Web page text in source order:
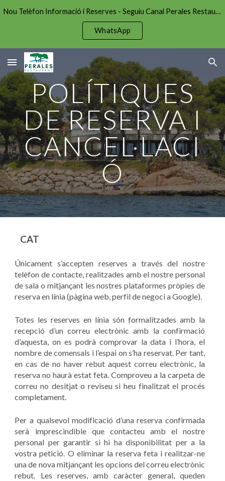
Nou Telèfon Informació i Reserves - Seguiu Canal Perales Restaurant per estar al dia!
WhatsApp
POLÍTIQUES
DE RESERVA I
CANCEL·LACI
Ó
CAT
Únicament s’accepten reserves a través del nostre
telèfon de contacte, realitzades amb el nostre personal
de sala o mitjançant les nostres plataformes pròpies de
reserva en línia (pàgina web, perfil de negoci a Google).
Totes les reserves en línia són formalitzades amb la
recepció d’un correu electrònic amb la confirmació
d’aquesta, on es podrà comprovar la data i l’hora, el
nombre de comensals i l’espai on s’ha reservat. Per tant,
en cas de no haver rebut aquest correu electrònic, la
reserva no haurà estat feta. Comproveu a la carpeta de
correu no desitjat o reviseu si heu finalitzat el procés
completament.
Per a qualsevol modificació d’una reserva confirmada
serà imprescindible que contacteu amb el nostre
personal per garantir si hi ha disponibilitat per a la
vostra petició. O eliminar la reserva feta i realitzar-ne
una de nova mitjançant les opcions del correu electrònic
rebut. Les reserves, amb caràcter general, queden